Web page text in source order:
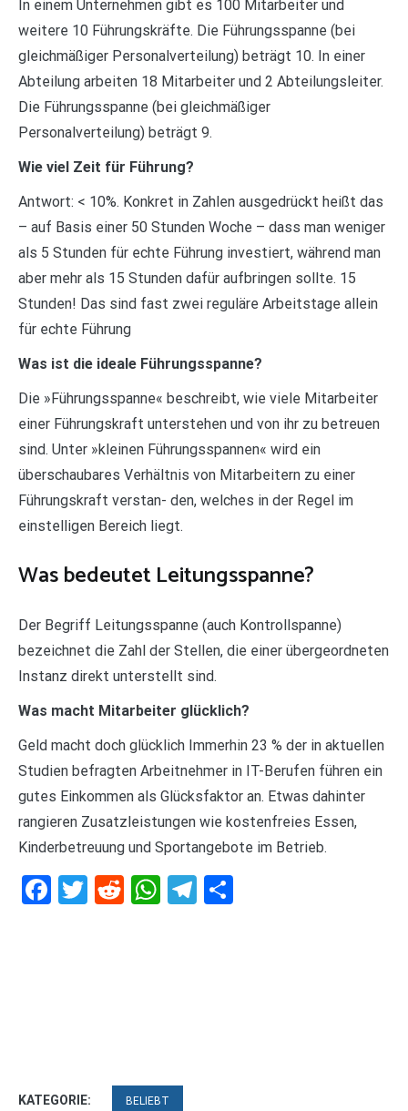
In einem Unternehmen gibt es 100 Mitarbeiter und
weitere 10 Führungskräfte. Die Führungsspanne (bei
gleichmäßiger Personalverteilung) beträgt 10. In einer
Abteilung arbeiten 18 Mitarbeiter und 2 Abteilungsleiter.
Die Führungsspanne (bei gleichmäßiger
Personalverteilung) beträgt 9.
Wie viel Zeit für Führung?
Antwort: < 10%. Konkret in Zahlen ausgedrückt heißt das
– auf Basis einer 50 Stunden Woche – dass man weniger
als 5 Stunden für echte Führung investiert, während man
aber mehr als 15 Stunden dafür aufbringen sollte. 15
Stunden! Das sind fast zwei reguläre Arbeitstage allein
für echte Führung
Was ist die ideale Führungsspanne?
Die »Führungsspanne« beschreibt, wie viele Mitarbeiter
einer Führungskraft unterstehen und von ihr zu betreuen
sind. Unter »kleinen Führungsspannen« wird ein
überschaubares Verhältnis von Mitarbeitern zu einer
Führungskraft verstan- den, welches in der Regel im
einstelligen Bereich liegt.
Was bedeutet Leitungsspanne?
Der Begriff Leitungsspanne (auch Kontrollspanne)
bezeichnet die Zahl der Stellen, die einer übergeordneten
Instanz direkt unterstellt sind.
Was macht Mitarbeiter glücklich?
Geld macht doch glücklich Immerhin 23 % der in aktuellen
Studien befragten Arbeitnehmer in IT-Berufen führen ein
gutes Einkommen als Glücksfaktor an. Etwas dahinter
rangieren Zusatzleistungen wie kostenfreies Essen,
Kinderbetreuung und Sportangebote im Betrieb.
Facebook
Twitter
RedditWhatsApp
Telegram
KATEGORIE: BELIEBT